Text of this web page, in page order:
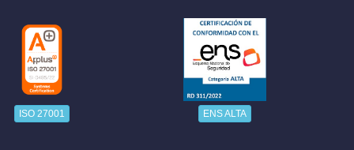
ISO 27001 ENS ALTA